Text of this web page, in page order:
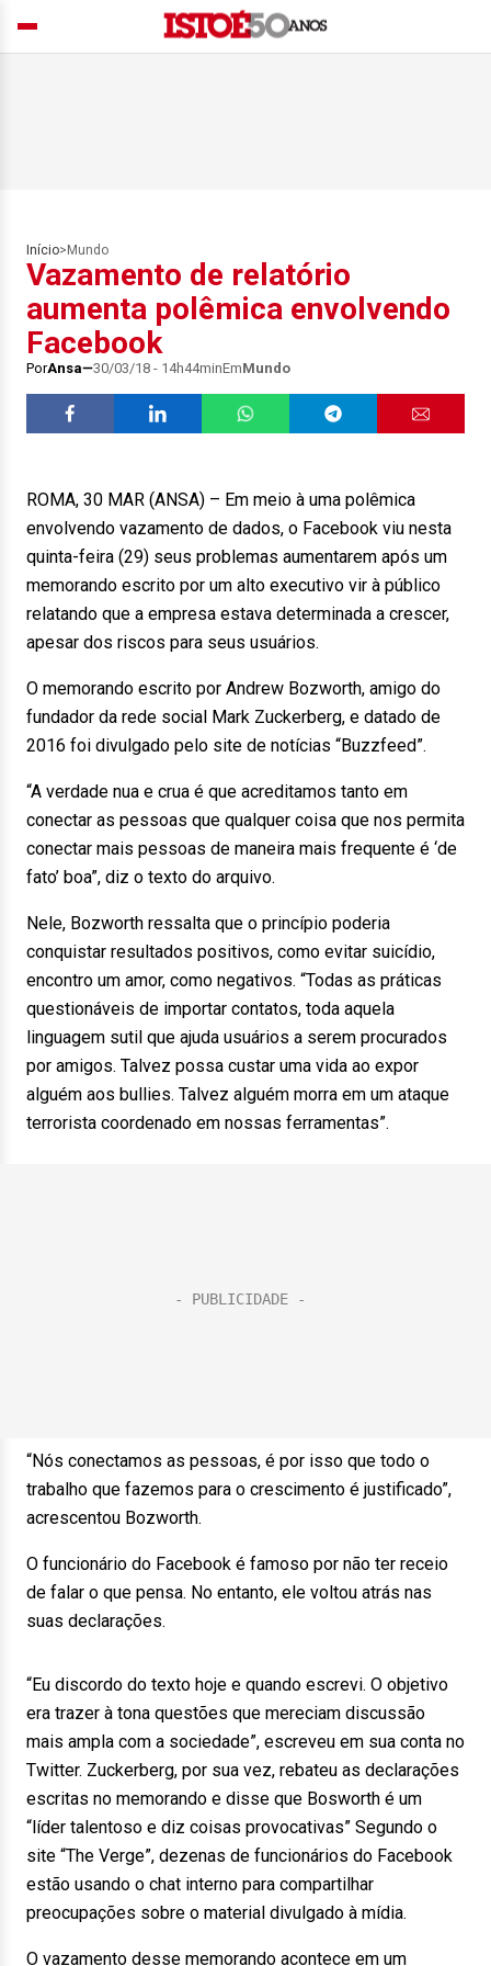
Início> Mundo
Vazamento de relatório
aumenta polêmica envolvendo
Facebook
PorAnsa 30/03/18 - 14h44minEmMundo
ROMA, 30 MAR (ANSA) – Em meio à uma polêmica
envolvendo vazamento de dados, o Facebook viu nesta
quinta-feira (29) seus problemas aumentarem após um
memorando escrito por um alto executivo vir à público
relatando que a empresa estava determinada a crescer,
apesar dos riscos para seus usuários.
O memorando escrito por Andrew Bozworth, amigo do
fundador da rede social Mark Zuckerberg, e datado de
2016 foi divulgado pelo site de notícias “Buzzfeed”.
“A verdade nua e crua é que acreditamos tanto em
conectar as pessoas que qualquer coisa que nos permita
conectar mais pessoas de maneira mais frequente é ‘de
fato’ boa”, diz o texto do arquivo.
Nele, Bozworth ressalta que o princípio poderia
conquistar resultados positivos, como evitar suicídio,
encontro um amor, como negativos. “Todas as práticas
questionáveis de importar contatos, toda aquela
linguagem sutil que ajuda usuários a serem procurados
por amigos. Talvez possa custar uma vida ao expor
alguém aos bullies. Talvez alguém morra em um ataque
terrorista coordenado em nossas ferramentas”.
“Nós conectamos as pessoas, é por isso que todo o
trabalho que fazemos para o crescimento é justificado”,
acrescentou Bozworth.
O funcionário do Facebook é famoso por não ter receio
de falar o que pensa. No entanto, ele voltou atrás nas
suas declarações.
“Eu discordo do texto hoje e quando escrevi. O objetivo
era trazer à tona questões que mereciam discussão
mais ampla com a sociedade”, escreveu em sua conta no
Twitter. Zuckerberg, por sua vez, rebateu as declarações
escritas no memorando e disse que Bosworth é um
“líder talentoso e diz coisas provocativas” Segundo o
site “The Verge”, dezenas de funcionários do Facebook
estão usando o chat interno para compartilhar
preocupações sobre o material divulgado à mídia.
O vazamento desse memorando acontece em um